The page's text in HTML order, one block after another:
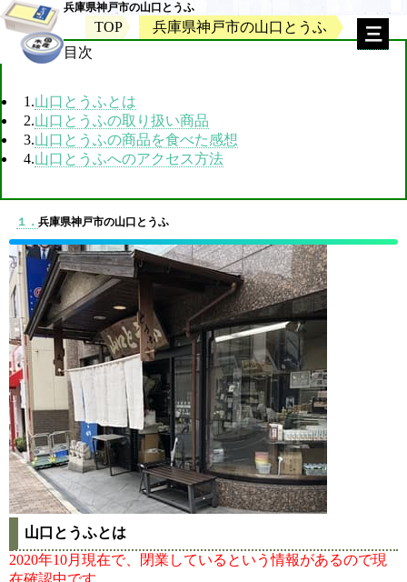
兵庫県神戸市の山口とうふ
TOP
兵庫県神戸市の山口とうふ
目次
1.山口とうふとは
2.山口とうふの取り扱い商品
3.山口とうふの商品を食べた感想
4.山口とうふへのアクセス方法
１． 兵庫県神戸市の山口とうふ
山口とうふとは
2020年10月現在で、閉業しているという情報があるので現
在確認中です。